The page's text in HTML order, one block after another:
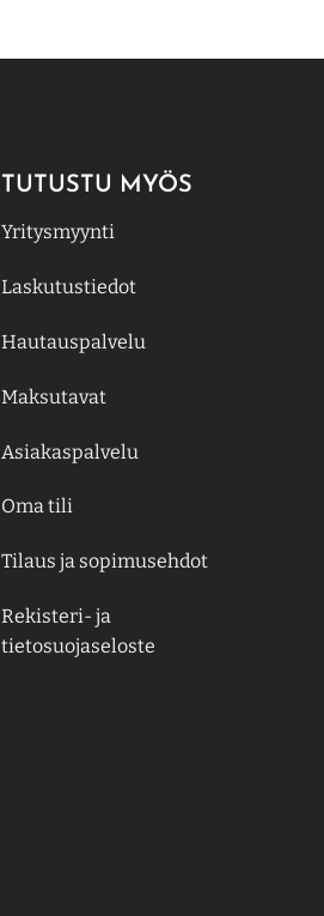
TUTUSTU MYÖS
Yritysmyynti
Laskutustiedot
Hautauspalvelu
Maksutavat
Asiakaspalvelu
Oma tili
Tilaus ja sopimusehdot
Rekisteri- ja
tietosuojaseloste